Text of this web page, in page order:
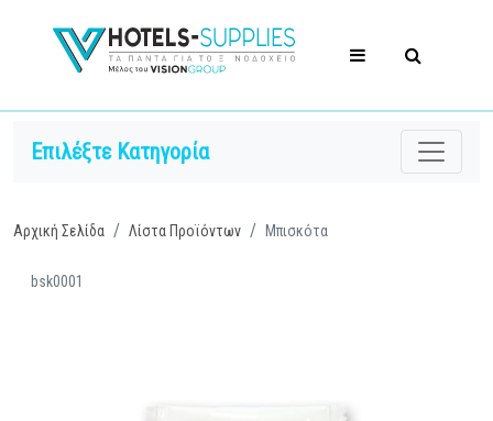
Επιλέξτε Κατηγορία
Αρχική Σελίδα Λίστα Προϊόντων Μπισκότα
bsk0001